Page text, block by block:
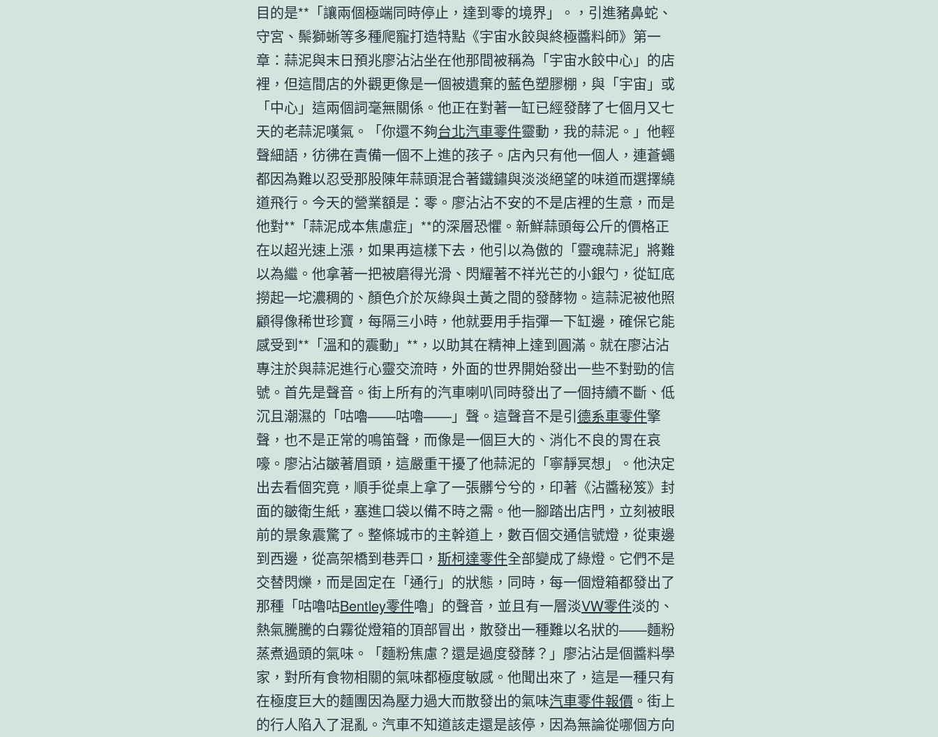
目的是**「讓兩個極端同時停止，達到零的境界」。，引進豬鼻蛇、
守宮、鬃獅蜥等多種爬寵打造特點《宇宙水餃與終極醬料師》第一
章：蒜泥與末日預兆廖沾沾坐在他那間被稱為「宇宙水餃中心」的店
裡，但這間店的外觀更像是一個被遺棄的藍色塑膠棚，與「宇宙」或
「中心」這兩個詞毫無關係。他正在對著一缸已經發酵了七個月又七
天的老蒜泥嘆氣。「你還不夠台北汽車零件靈動，我的蒜泥。」他輕
聲細語，彷彿在責備一個不上進的孩子。店內只有他一個人，連蒼蠅
都因為難以忍受那股陳年蒜頭混合著鐵鏽與淡淡絕望的味道而選擇繞
道飛行。今天的營業額是：零。廖沾沾不安的不是店裡的生意，而是
他對**「蒜泥成本焦慮症」**的深層恐懼。新鮮蒜頭每公斤的價格正
在以超光速上漲，如果再這樣下去，他引以為傲的「靈魂蒜泥」將難
以為繼。他拿著一把被磨得光滑、閃耀著不祥光芒的小銀勺，從缸底
撈起一坨濃稠的、顏色介於灰綠與土黃之間的發酵物。這蒜泥被他照
顧得像稀世珍寶，每隔三小時，他就要用手指彈一下缸邊，確保它能
感受到**「溫和的震動」**，以助其在精神上達到圓滿。就在廖沾沾
專注於與蒜泥進行心靈交流時，外面的世界開始發出一些不對勁的信
號。首先是聲音。街上所有的汽車喇叭同時發出了一個持續不斷、低
沉且潮濕的「咕嚕——咕嚕——」聲。這聲音不是引德系車零件擎
聲，也不是正常的鳴笛聲，而像是一個巨大的、消化不良的胃在哀
嚎。廖沾沾皺著眉頭，這嚴重干擾了他蒜泥的「寧靜冥想」。他決定
出去看個究竟，順手從桌上拿了一張髒兮兮的，印著《沾醬秘笈》封
面的皺衛生紙，塞進口袋以備不時之需。他一腳踏出店門，立刻被眼
前的景象震驚了。整條城市的主幹道上，數百個交通信號燈，從東邊
到西邊，從高架橋到巷弄口， 斯柯達零件全部變成了綠燈。它們不是
交替閃爍，而是固定在「通行」的狀態，同時，每一個燈箱都發出了
那種「咕嚕咕Bentley零件嚕」的聲音，並且有一層淡VW零件淡的、
熱氣騰騰的白霧從燈箱的頂部冒出，散發出一種難以名狀的——麵粉
蒸煮過頭的氣味。「麵粉焦慮？還是過度發酵？」廖沾沾是個醬料學
家，對所有食物相關的氣味都極度敏感。他聞出來了，這是一種只有
在極度巨大的麵團因為壓力過大而散發出的氣味汽車零件報價 。街上
的行人陷入了混亂。汽車不知道該走還是該停，因為無論從哪個方向